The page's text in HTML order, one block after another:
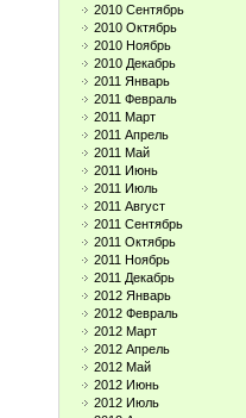
2010 Сентябрь
2010 Октябрь
2010 Ноябрь
2010 Декабрь
2011 Январь
2011 Февраль
2011 Март
2011 Апрель
2011 Май
2011 Июнь
2011 Июль
2011 Август
2011 Сентябрь
2011 Октябрь
2011 Ноябрь
2011 Декабрь
2012 Январь
2012 Февраль
2012 Март
2012 Апрель
2012 Май
2012 Июнь
2012 Июль